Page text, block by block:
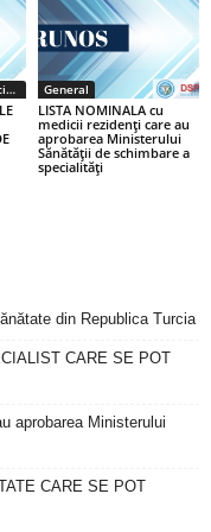
Certificate medici specialiști / primari General
LISTA NOMINALA cu
medicii rezidenţi care au
aprobarea Ministerului
Sănătăţii de schimbare a
specialităţi
din Republica Turcia
CARE SE POT
aprobarea Ministerului
CARE SE POT